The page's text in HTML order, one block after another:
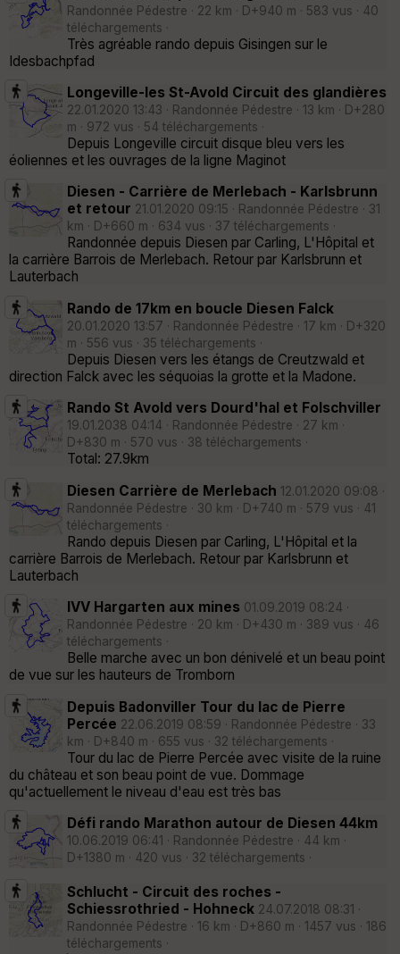
Randonnée Pédestre · 22 km · D+940 m · 583 vus · 40
téléchargements ·
Très agréable rando depuis Gisingen sur le
Idesbachpfad
Longeville-les St-Avold Circuit des glandières
22.01.2020 13:43 · Randonnée Pédestre · 13 km · D+280
m · 972 vus · 54 téléchargements ·
Depuis Longeville circuit disque bleu vers les
éoliennes et les ouvrages de la ligne Maginot
Diesen - Carrière de Merlebach - Karlsbrunn
et retour 21.01.2020 09:15 · Randonnée Pédestre · 31
km · D+660 m · 634 vus · 37 téléchargements ·
Randonnée depuis Diesen par Carling, L'Hôpital et
la carrière Barrois de Merlebach. Retour par Karlsbrunn et
Lauterbach
Rando de 17km en boucle Diesen Falck
20.01.2020 13:57 · Randonnée Pédestre · 17 km · D+320
m · 556 vus · 35 téléchargements ·
Depuis Diesen vers les étangs de Creutzwald et
direction Falck avec les séquoias la grotte et la Madone.
Rando St Avold vers Dourd'hal et Folschviller
19.01.2038 04:14 · Randonnée Pédestre · 27 km ·
D+830 m · 570 vus · 38 téléchargements ·
Total: 27.9km
Diesen Carrière de Merlebach 12.01.2020 09:08 ·
Randonnée Pédestre · 30 km · D+740 m · 579 vus · 41
téléchargements ·
Rando depuis Diesen par Carling, L'Hôpital et la
carrière Barrois de Merlebach. Retour par Karlsbrunn et
Lauterbach
IVV Hargarten aux mines 01.09.2019 08:24 ·
Randonnée Pédestre · 20 km · D+430 m · 389 vus · 46
téléchargements ·
Belle marche avec un bon dénivelé et un beau point
de vue sur les hauteurs de Tromborn
Depuis Badonviller Tour du lac de Pierre
Percée 22.06.2019 08:59 · Randonnée Pédestre · 33
km · D+840 m · 655 vus · 32 téléchargements ·
Tour du lac de Pierre Percée avec visite de la ruine
du château et son beau point de vue. Dommage
qu'actuellement le niveau d'eau est très bas
Défi rando Marathon autour de Diesen 44km
10.06.2019 06:41 · Randonnée Pédestre · 44 km ·
D+1380 m · 420 vus · 32 téléchargements ·
Schlucht - Circuit des roches -
Schiessrothried - Hohneck 24.07.2018 08:31 ·
Randonnée Pédestre · 16 km · D+860 m · 1457 vus · 186
téléchargements ·